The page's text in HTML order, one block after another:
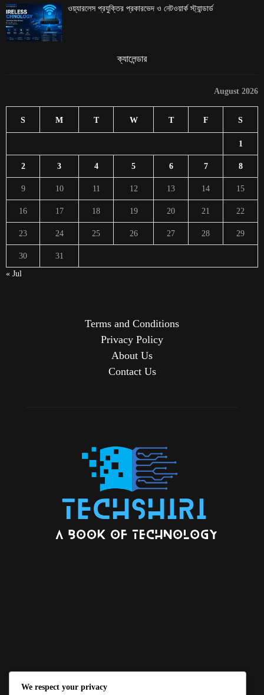
ওয়্যারলেস প্রযুক্তির প্রকারভেদ ও নেটওয়ার্ক স্ট্যান্ডার্ড
ক্যালেন্ডার
August 2026
S M T W T F S
1
2 3 4 5 6 7 8
9 10 11 12 13 14 15
16 17 18 19 20 21 22
23 24 25 26 27 28 29
30
31
« Jul
Terms and Conditions
Privacy Policy
About Us
Contact Us
We respect your privacy